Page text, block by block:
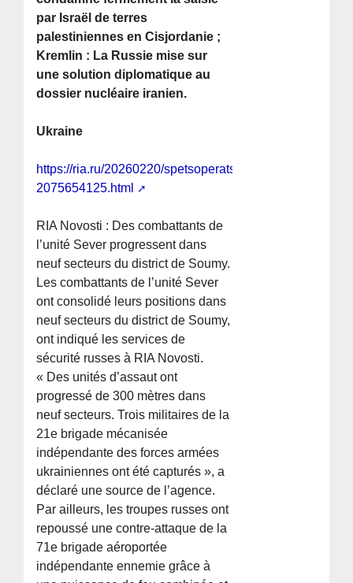
par Israël de terres
palestiniennes en Cisjordanie ;
Kremlin : La Russie mise sur
une solution diplomatique au
dossier nucléaire iranien.
Ukraine
https://ria.ru/20260220/spetsoperatsiya-
2075654125.html
RIA Novosti : Des combattants de
l’unité Sever progressent dans
neuf secteurs du district de Soumy.
Les combattants de l’unité Sever
ont consolidé leurs positions dans
neuf secteurs du district de Soumy,
ont indiqué les services de
sécurité russes à RIA Novosti.
« Des unités d’assaut ont
progressé de 300 mètres dans
neuf secteurs. Trois militaires de la
21e brigade mécanisée
indépendante des forces armées
ukrainiennes ont été capturés », a
déclaré une source de l’agence.
Par ailleurs, les troupes russes ont
repoussé une contre-attaque de la
71e brigade aéroportée
indépendante ennemie grâce à